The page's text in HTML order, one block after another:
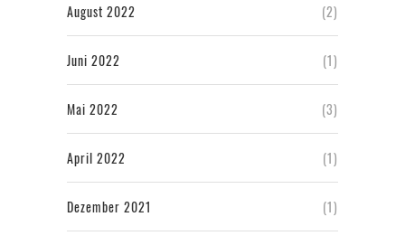
August 2022 (2)
Juni 2022 (1)
Mai 2022 (3)
April 2022 (1)
Dezember 2021 (1)